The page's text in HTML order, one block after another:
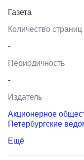
Газета
Количество страниц
-
Периодичность
-
Издатель
Акционерное
Петербургские
Ещё